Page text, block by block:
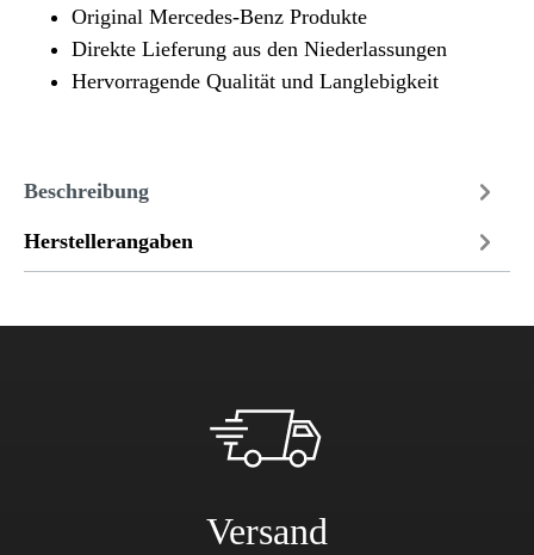
Original Mercedes-Benz Produkte
Direkte Lieferung aus den Niederlassungen
Hervorragende Qualität und Langlebigkeit
Beschreibung
Herstellerangaben
Versand